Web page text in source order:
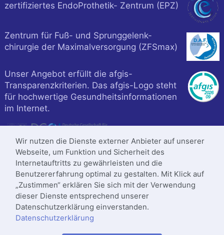
zertifiziertes EndoProthetik- Zentrum (EPZ)
Zentrum für Fuß- und Sprunggelenk-
chirurgie der Maximalversorgung (ZFSmax)
Unser Angebot erfüllt die afgis-
Transparenzkriterien. Das afgis-Logo steht
für hochwertige Gesundheitsinformationen
im Internet.
Wir nutzen die Dienste externer Anbieter auf unserer
Webseite, um Funktion und Sicherheit des
Internetauftritts zu gewährleisten und die
Benutzererfahrung optimal zu gestalten. Mit Klick auf
„Zustimmen“ erklären Sie sich mit der Verwendung
dieser Dienste entsprechend unserer
Datenschutzerklärung einverstanden.
Datenschutzerklärung